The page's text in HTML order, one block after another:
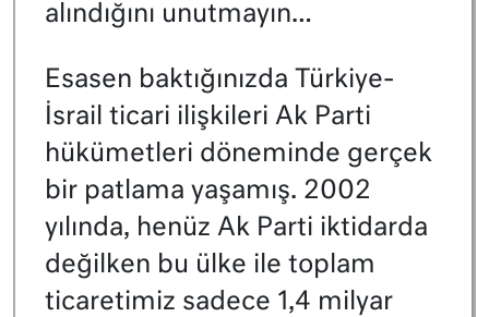
alındığını unutmayın…
Esasen baktığınızda Türkiye-
İsrail ticari ilişkileri Ak Parti
hükümetleri döneminde gerçek
bir patlama yaşamış. 2002
yılında, henüz Ak Parti iktidarda
değilken bu ülke ile toplam
ticaretimiz sadece 1,4 milyar